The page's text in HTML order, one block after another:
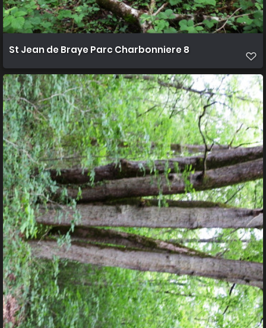
St Jean de Braye Parc Charbonniere 8